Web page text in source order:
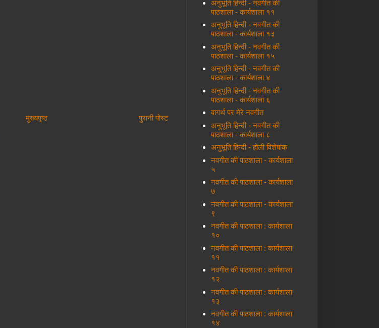
पुरानी पोस्ट
मुख्यपृष्ठ
अनुभूति हिन्दी - नवगीत की
पाठशाला - कार्यशाला ११
अनुभूति हिन्दी - नवगीत की
पाठशाला - कार्यशाला १३
अनुभूति हिन्दी - नवगीत की
पाठशाला - कार्यशाला १५
अनुभूति हिन्दी - नवगीत की
पाठशाला - कार्यशाला ४
अनुभूति हिन्दी - नवगीत की
पाठशाला - कार्यशाला ६
वागर्थ पर मेरे नवगीत
अनुभूति हिन्दी - नवगीत की
पाठशाला - कार्यशाला ८
अनुभूति हिन्दी - होली विशेषांक
नवगीत की पाठशाला - कार्यशाला
५
नवगीत की पाठशाला - कार्यशाला
७
नवगीत की पाठशाला - कार्यशाला
९
नवगीत की पाठशाला : कार्यशाला
१०
नवगीत की पाठशाला : कार्यशाला
११
नवगीत की पाठशाला : कार्यशाला
१२
नवगीत की पाठशाला : कार्यशाला
१३
नवगीत की पाठशाला : कार्यशाला
१४